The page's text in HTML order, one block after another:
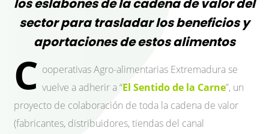
los eslabones de la cadena de valor del
sector para trasladar los beneficios y
aportaciones de estos alimentos
C ooperativas Agro-alimentarias Extremadura se
vuelve a adherir a “El Sentido de la Carne”, un
proyecto de colaboración de toda la cadena de valor
(fabricantes, distribuidores, tiendas del canal